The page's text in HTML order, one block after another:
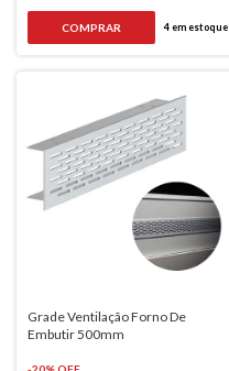
4em estoque
Grade Ventilação Forno De
Embutir 500mm